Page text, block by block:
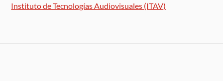
Instituto de Tecnologías Audiovisuales (ITAV)